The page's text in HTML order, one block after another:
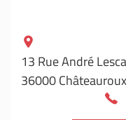
13 Rue André
36000 Châteauroux